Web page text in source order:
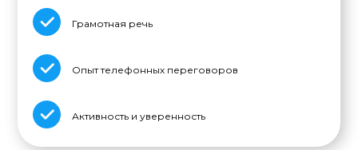
Грамотная речь
Опыт телефонных переговоров
Активность и уверенность